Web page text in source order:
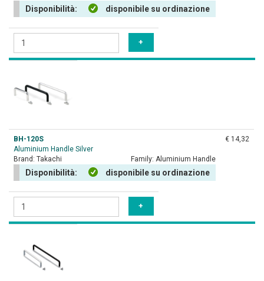
Disponibilità: disponibile su ordinazione
BH-120S
Aluminium Handle Silver
Brand: Takachi Family: Aluminium Handle
Disponibilità: disponibile su ordinazione
€ 14,32